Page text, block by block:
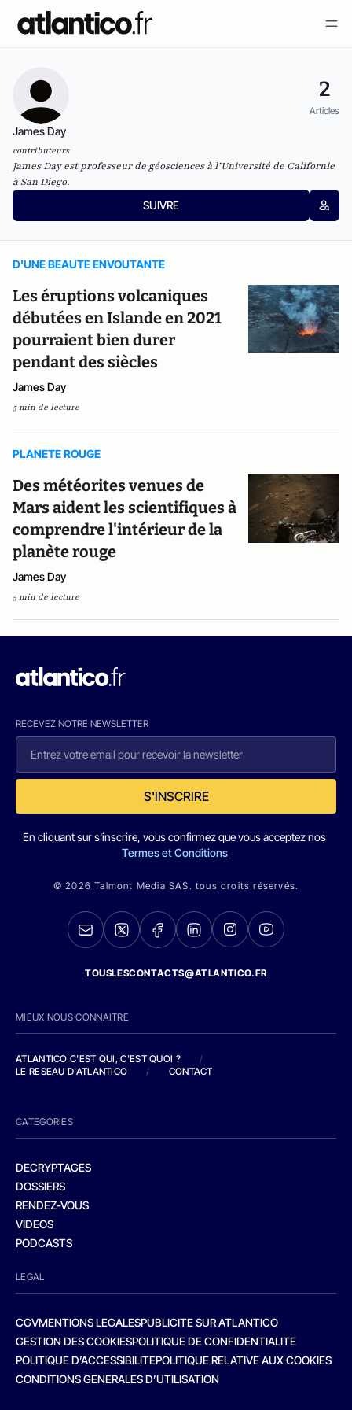
2
Articles
James Day
contributeurs
James Day est professeur de géosciences à l’Université de Californie
à San Diego.
SUIVRE
D'UNE BEAUTE ENVOUTANTE
Les éruptions volcaniques
débutées en Islande en 2021
pourraient bien durer
pendant des siècles
James Day
5 min de lecture
PLANETE ROUGE
Des météorites venues de
Mars aident les scientifiques à
comprendre l'intérieur de la
planète rouge
James Day
5 min de lecture
RECEVEZ NOTRE NEWSLETTER
S'INSCRIRE
En cliquant sur s'inscrire, vous confirmez que vous acceptez nos
Termes et Conditions
© 2026 Talmont Media SAS. tous droits réservés.
TOUSLESCONTACTS@ATLANTICO.FR
MIEUX NOUS CONNAITRE
ATLANTICO C'EST QUI, C'EST QUOI ?
/
LE RESEAU D'ATLANTICO
/ CONTACT
CATEGORIES
DECRYPTAGES
DOSSIERS
RENDEZ-VOUS
VIDEOS
PODCASTS
LEGAL
CGVMENTIONS LEGALESPUBLICITE SUR ATLANTICO
GESTION DES COOKIESPOLITIQUE DE CONFIDENTIALITE
POLITIQUE D’ACCESSIBILITEPOLITIQUE RELATIVE AUX COOKIES
CONDITIONS GENERALES D’UTILISATION